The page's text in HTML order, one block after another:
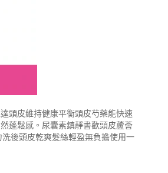
頭皮維持健康平衡頭皮芍藥能快速
蓬鬆感。尿囊素鎮靜書歡頭皮蘆薈
後頭皮乾爽髮絲輕盈無負擔使用一